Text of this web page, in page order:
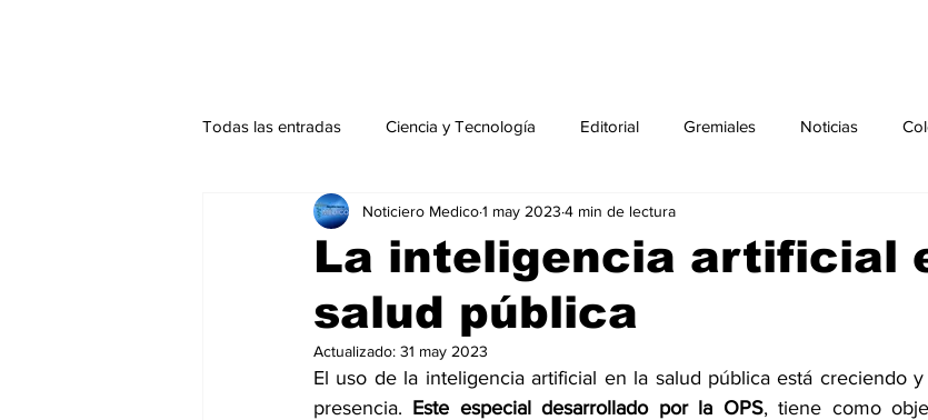
Todas las entradas Ciencia y Tecnología Editorial Gremiales Noticias
Actualidad Salud Mental Agenda Sección especial
Endocrinología Actualidad especial Ciencia y Tecnología especial
Gremiales especial Noticias
La inteligencia artificial
salud pública
Noticiero Medico1 may 2023 4 min de lectura
Actualizado: 31 may 2023
El uso de la inteligencia artificial en la salud pública está creciendo
presencia. Este especial desarrollado por la OPS, tiene como